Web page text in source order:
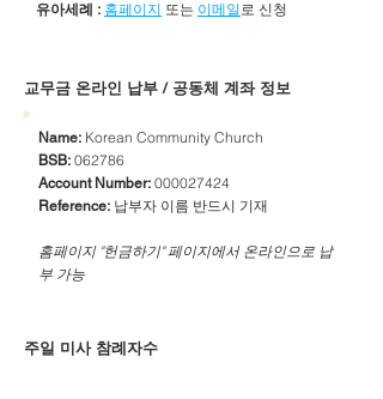
유아세례 : 홈페이지 또는 이메일 로 신청
​교무금 온라인 납부 / 공동체 계좌 정보
Name: Korean Community Church
BSB: 062786
Account Number: 000027424
Reference: 납부자 이름 반드시 기재
​홈페이지 "헌금하기" 페이지에서 온라인으로 납
부 가능
주일 미사 참례자수